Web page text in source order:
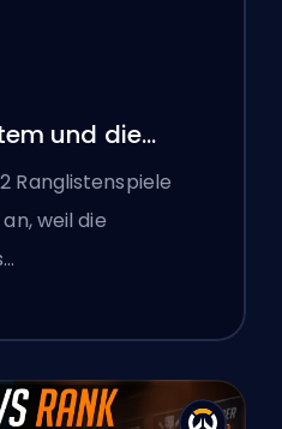
und die
von
Ranglistenspiele
weil die